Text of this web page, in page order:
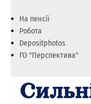
На пенсії
Робота
Depositphotos
ГО "Перспектива"